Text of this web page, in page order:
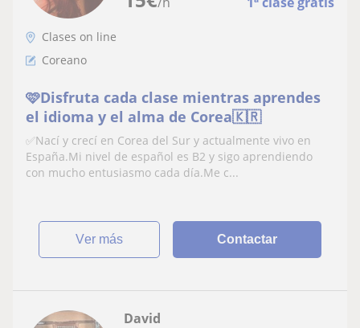
Clases on line
Coreano
🩷Disfruta cada clase mientras aprendes
el idioma y el alma de Corea🇰🇷
✅Nací y crecí en Corea del Sur y actualmente vivo en
España.Mi nivel de español es B2 y sigo aprendiendo
con mucho entusiasmo cada día.Me c...
ver más Contactar
David